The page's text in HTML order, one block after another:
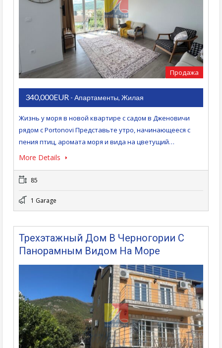
Продажа
340,000EUR - Апартаменты, Жилая
Жизнь у моря в новой квартире с садом в Дженовичи
рядом с Portonovi Представьте утро, начинающееся с
пения птиц, аромата моря и вида на цветущий…
More Details
85
1 Garage
Трехэтажный Дом В Черногории С
Панорамным Видом На Море